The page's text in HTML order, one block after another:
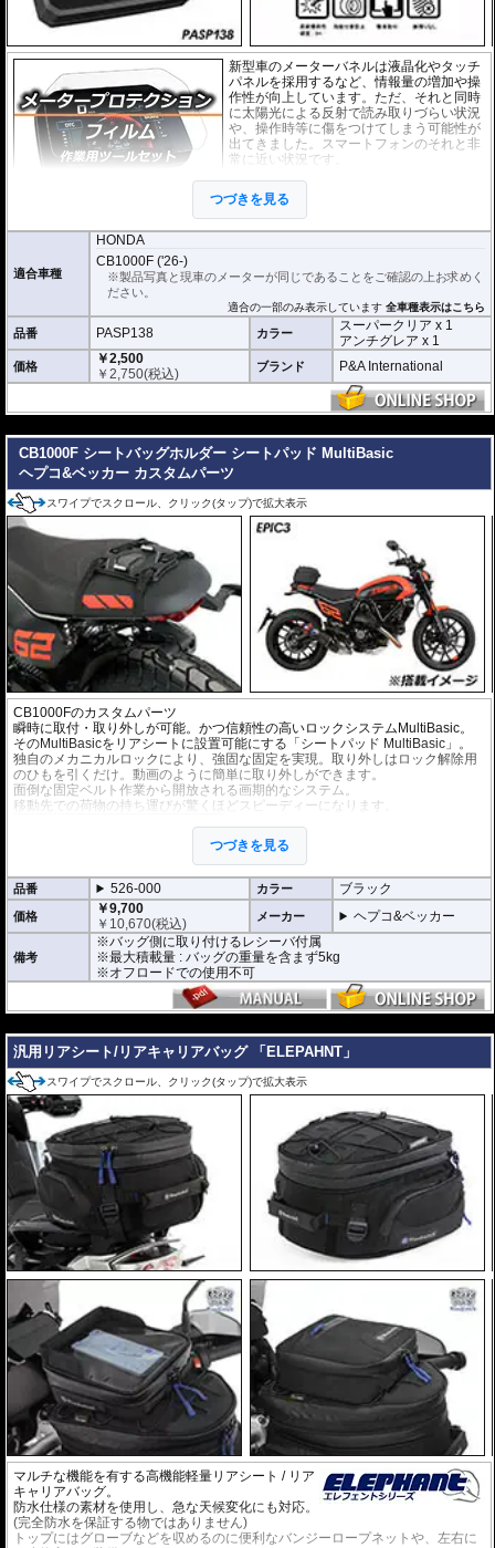
新型車のメーターバネルは液晶化やタッチ
パネルを採用するなど、情報量の増加や操
作性が向上しています。ただ、それと同時
に太陽光による反射で読み取りづらい状況
や、操作時等に傷をつけてしまう可能性が
出てきました。スマートフォンのそれと非
常に近い状況です。
このメーターパネルプロテクションフィル
ムは不要な傷や汚れからメーターパネルを
保護します。
ーパークリアとアンチグレア)が入っており、それぞれ目的に合わせたものをご
利用いただけます。
スーパークリア :耐摩耗性が非常に高く、
透明性の高いフィルム。貼り付けてしまう
とメーターになじみ、フィルムの存在がほ
とんどわからなくなります。
アンチグレア :
マット仕上げが施され、太
陽光などによる反射を軽減。視認性の低下
を防ぎ、メーターを読み取りやすくしま
す。もちろん傷に対しても有効です。
取付キット付属 :取り付けに便利なクリー
ニングクロス、細かい埃も除去する粘着シート、気泡の混入を防ぎ、きれいに
仕上げるスキージがセットになっています。
またこのフィルムは 多少の気泡なら数時間から２日ほどで自然に気泡が消える
優れもの。満足のいく取付が容易になりました。
シリコーン系粘着材を採用し、メーターを痛めることがありません。フィルム
を剥がせば、元通りの状態になります。
つづきを見る
適合車種
HONDA
CB1000F ('26-)
※製品写真と現車のメーターが同じであることをご確認の上お求めく
ださい。
適合の一部のみ表示しています全車種表示はこちら
品番 PASP138 カラー
スーパークリア x 1
アンチグレア x 1
価格
￥2,500
￥2,750(税込) ブランド P&A International
CB1000F シートバッグホルダー シートパッド MultiBasic
ヘプコ&ベッカー カスタムパーツ
スワイプでスクロール、クリック(タップ)で拡大表示
CB1000Fのカスタムパーツ
瞬時に取付・取り外しが可能。かつ信頼性の高いロックシステムMultiBasic。
そのMultiBasicをリアシートに設置可能にする「シートパッド MultiBasic」。
独自のメカニカルロックにより、強固な固定を実現。取り外しはロック解除用
のひもを引くだけ。動画のように簡単に取り外しができます。
面倒な固定ベルト作業から開放される画期的なシステム。
移動先での荷物の持ち運びが驚くほどスピーディーになります。
0」 などの
が取り付け可能。豊富なラインナップで、
様々なユースケースに応えます。
また、別売のタンクリングMultiBasicを併
用すれば、リアバッグをタンクバッグ兼用
バッグとして使用も可能。
つづきを見る
品番 526-000 カラー ブラック
価格
￥9,700
￥ 10,670(税込) メーカー ヘプコ&ベッカー
備考
※バッグ側に取り付けるレシーバ付属
※最大積載量 : バッグの重量を含まず5kg
※オフロードでの使用不可
汎用リアシート/リアキャリアバッグ 「ELEPAHNT」
スワイプでスクロール、クリック(タップ)で拡大表示
マルチな機能を有する高機能軽量リアシート / リア
キャリアバッグ。
防水仕様の素材を使用し、急な天候変化にも対応。
(完全防水を保証する物ではありません)
トップにはグローブなどを収めるのに便利なバンジーロープネットや、左右に